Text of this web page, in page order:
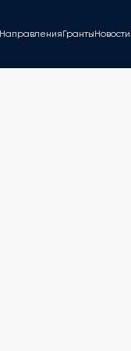
Направления Гранты Новости